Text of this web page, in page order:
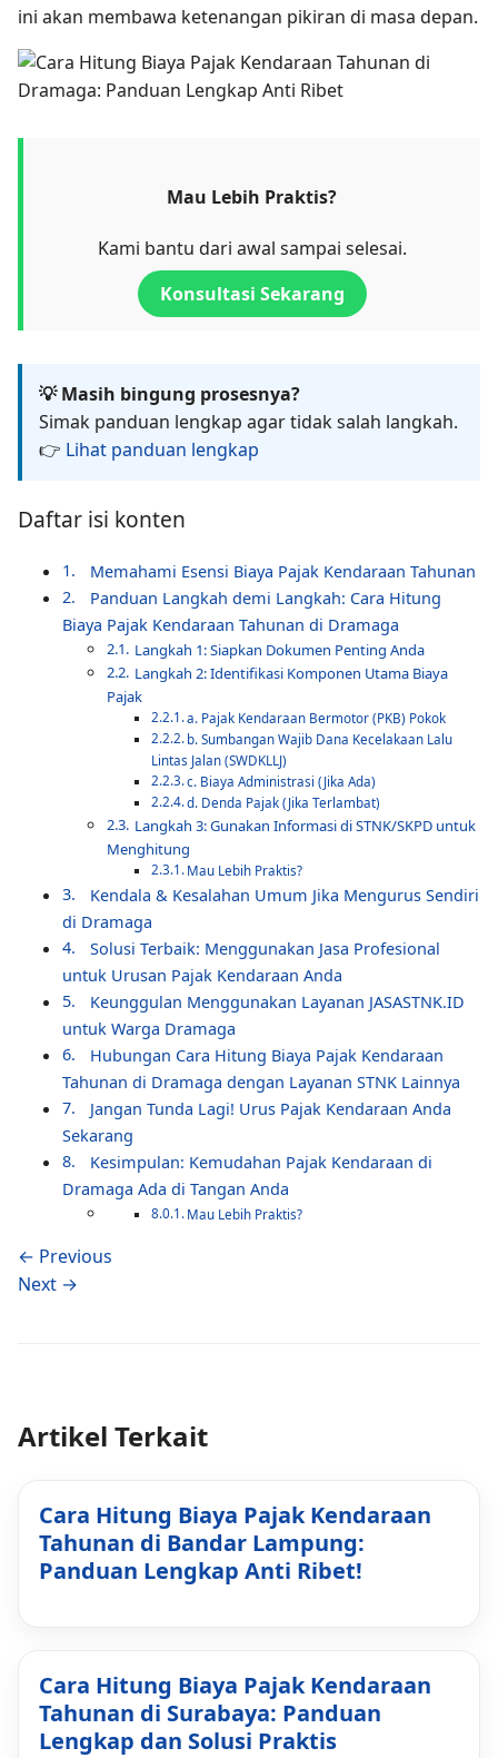
ini akan membawa ketenangan pikiran di masa depan.
Mau Lebih Praktis?
Kami bantu dari awal sampai selesai.
Konsultasi Sekarang
💡 Masih bingung prosesnya?
Simak panduan lengkap agar tidak salah langkah.
👉 Lihat panduan lengkap
Daftar isi konten
Memahami Esensi Biaya Pajak Kendaraan Tahunan
Panduan Langkah demi Langkah: Cara Hitung
Biaya Pajak Kendaraan Tahunan di Dramaga
Langkah 1: Siapkan Dokumen Penting Anda
Langkah 2: Identifikasi Komponen Utama Biaya
Pajak
a. Pajak Kendaraan Bermotor (PKB) Pokok
b. Sumbangan Wajib Dana Kecelakaan Lalu
Lintas Jalan (SWDKLLJ)
c. Biaya Administrasi (Jika Ada)
d. Denda Pajak (Jika Terlambat)
Langkah 3: Gunakan Informasi di STNK/SKPD untuk
Menghitung
Mau Lebih Praktis?
Kendala & Kesalahan Umum Jika Mengurus Sendiri
di Dramaga
Solusi Terbaik: Menggunakan Jasa Profesional
untuk Urusan Pajak Kendaraan Anda
Keunggulan Menggunakan Layanan JASASTNK.ID
untuk Warga Dramaga
Hubungan Cara Hitung Biaya Pajak Kendaraan
Tahunan di Dramaga dengan Layanan STNK Lainnya
Jangan Tunda Lagi! Urus Pajak Kendaraan Anda
Sekarang
Kesimpulan: Kemudahan Pajak Kendaraan di
Dramaga Ada di Tangan Anda
Mau Lebih Praktis?
← Previous
Next →
Artikel Terkait
Cara Hitung Biaya Pajak Kendaraan
Tahunan di Bandar Lampung:
Panduan Lengkap Anti Ribet!
Cara Hitung Biaya Pajak Kendaraan
Tahunan di Surabaya: Panduan
Lengkap dan Solusi Praktis